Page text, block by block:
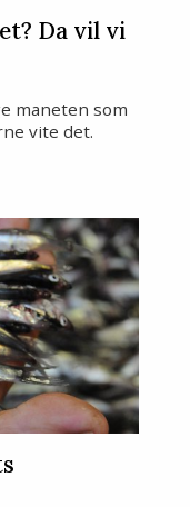
Da vil vi
maneten som
vite det.